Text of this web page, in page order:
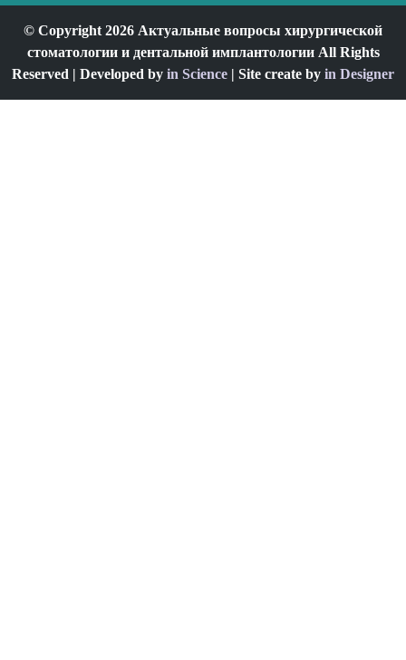
© Copyright 2026 Актуальные вопросы хирургической
стоматологии и дентальной имплантологии All Rights
Reserved | Developed by in Science | Site create by in Designer